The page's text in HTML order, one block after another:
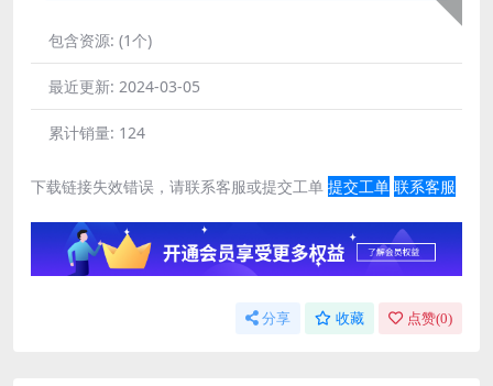
包含资源: (1个)
最近更新: 2024-03-05
累计销量: 124
下载链接失效错误，请联系客服或提交工单 提交工单 联系客服
分享 收藏 点赞(0)